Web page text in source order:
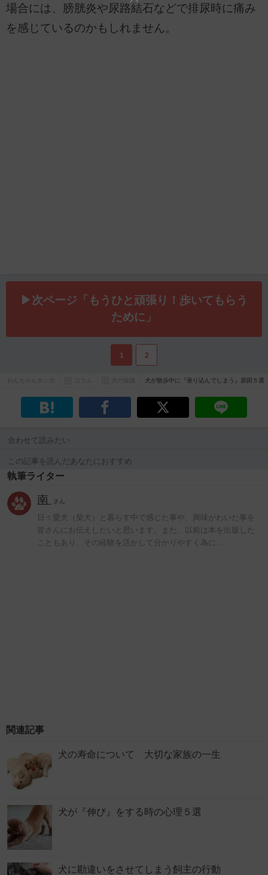
場合には、膀胱炎や尿路結石などで排尿時に痛み
を感じているのかもしれません。
▶次ページ「️もうひと頑張り！歩いてもらう
ために」
1 2
犬が散歩中に『座り込んでしまう』原因５
合わせて読みたい
この記事を読んだあなたにおすすめ
執筆ライター
南 さん
日々愛犬（柴犬）と暮らす中で感じた事や、興味がわいた事を
皆さんにお伝えしたいと思います。また、以前は本を出版した
こともあり、その経験を活かして分かりやすく為に…
関連記事
犬の寿命について 大切な家族の一生
犬が『伸び』をする時の心理５選
犬に勘違いをさせてしまう飼主の行動